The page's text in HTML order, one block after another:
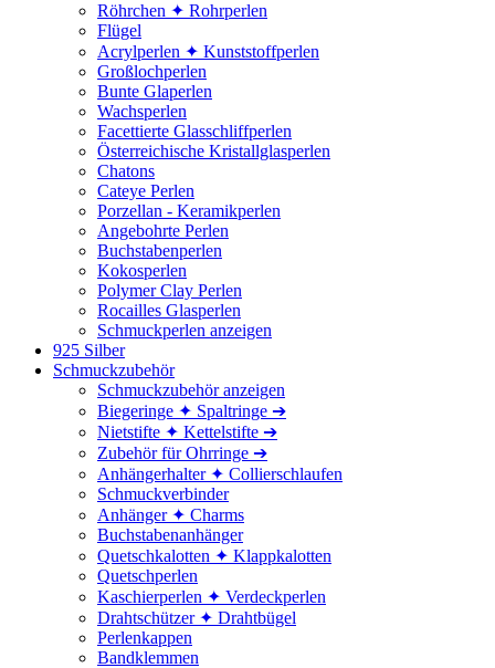
Röhrchen ✦ Rohrperlen
Flügel
Acrylperlen ✦ Kunststoffperlen
Großlochperlen
Bunte Glaperlen
Wachsperlen
Facettierte Glasschliffperlen
Österreichische Kristallglasperlen
Chatons
Cateye Perlen
Porzellan - Keramikperlen
Angebohrte Perlen
Buchstabenperlen
Kokosperlen
Polymer Clay Perlen
Rocailles Glasperlen
Schmuckperlen anzeigen
925 Silber
Schmuckzubehör
Schmuckzubehör anzeigen
Biegeringe ✦ Spaltringe ➔
Nietstifte ✦ Kettelstifte ➔
Zubehör für Ohrringe ➔
Anhängerhalter ✦ Collierschlaufen
Schmuckverbinder
Anhänger ✦ Charms
Buchstabenanhänger
Quetschkalotten ✦ Klappkalotten
Quetschperlen
Kaschierperlen ✦ Verdeckperlen
Drahtschützer ✦ Drahtbügel
Perlenkappen
Bandklemmen